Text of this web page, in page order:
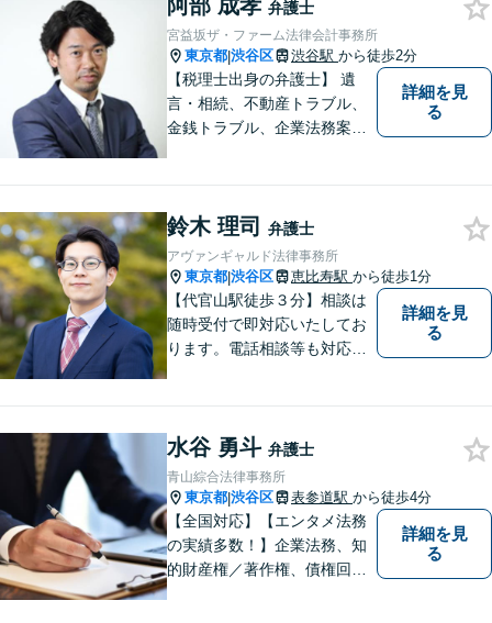
能】一人で悩まず一緒に問題
を解決しましょう。お気軽に
ご相談下さい。
阿部 成孝 弁護士
宮益坂ザ・ファーム法律会計事務所
東京都|渋谷区 渋谷駅 から徒歩2分
【税理士出身の弁護士】 遺
言・相続、不動産トラブル、
金銭トラブル、企業法務案件
を捉えたトータルサポートが
可能です。
詳細を見
る
鈴木 理司 弁護士
アヴァンギャルド法律事務所
東京都|渋谷区 恵比寿駅 から徒歩1分
【代官山駅徒歩３分】相談は
随時受付で即対応いたしてお
ります。電話相談等も対応可
詳細を見
る
水谷 勇斗 弁護士
青山綜合法律事務所
東京都|渋谷区 表参道駅 から徒歩4分
【全国対応】【エンタメ法務
の実績多数！】企業法務、知
的財産権／著作権、債権回収
詳細を見
る